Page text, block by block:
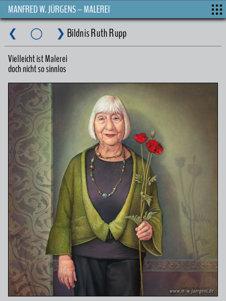
MANFRED W. JÜRGENS – MALEREI
❮ ◯ ❯ Bildnis Ruth Rupp
Vielleicht ist Malerei
doch nicht so sinnlos